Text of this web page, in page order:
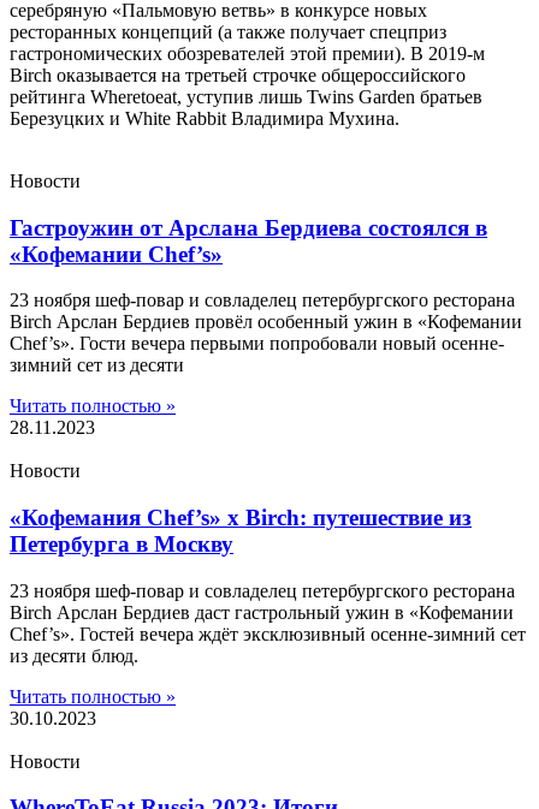
серебряную «Пальмовую ветвь» в конкурсе новых
ресторанных концепций (а также получает спецприз
гастрономических обозревателей этой премии). В 2019-м
Birch оказывается на третьей строчке общероссийского
рейтинга Wheretoeat, уступив лишь Twins Garden братьев
Березуцких и White Rabbit Владимира Мухина.
Новости
Гастроужин от Арслана Бердиева состоялся в
«Кофемании Chef’s»
23 ноября шеф-повар и совладелец петербургского ресторана
Birch Арслан Бердиев провёл особенный ужин в «Кофемании
Chef’s». Гости вечера первыми попробовали новый осенне-
зимний сет из десяти
Читать полностью »
28.11.2023
Новости
«Кофемания Chef’s» x Birch: путешествие из
Петербурга в Москву
23 ноября шеф-повар и совладелец петербургского ресторана
Birch Арслан Бердиев даст гастрольный ужин в «Кофемании
Chef’s». Гостей вечера ждёт эксклюзивный осенне-зимний сет
из десяти блюд.
Читать полностью »
30.10.2023
Новости